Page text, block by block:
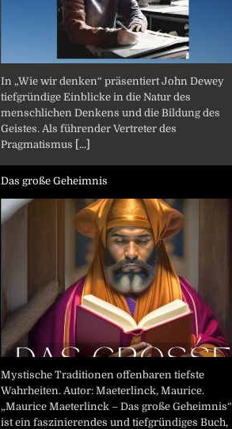
In „Wie wir denken“ präsentiert John Dewey
tiefgründige Einblicke in die Natur des
menschlichen Denkens und die Bildung des
Geistes. Als führender Vertreter des
Pragmatismus [...]
Das große Geheimnis
Mystische Traditionen offenbaren tiefste
Wahrheiten. Autor: Maeterlinck, Maurice.
„Maurice Maeterlinck – Das große Geheimnis“
ist ein faszinierendes und tiefgründiges Buch,